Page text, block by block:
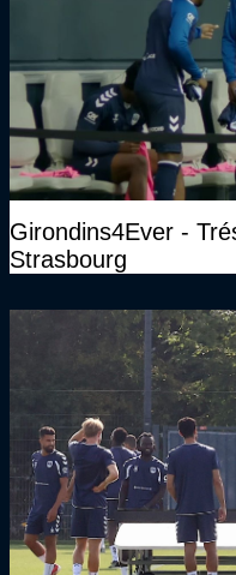
Girondins4Ever -
Strasbourg